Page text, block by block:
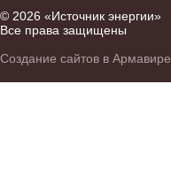
© 2026 «Источник энергии»
Все права защищены
Создание сайтов в Армавире